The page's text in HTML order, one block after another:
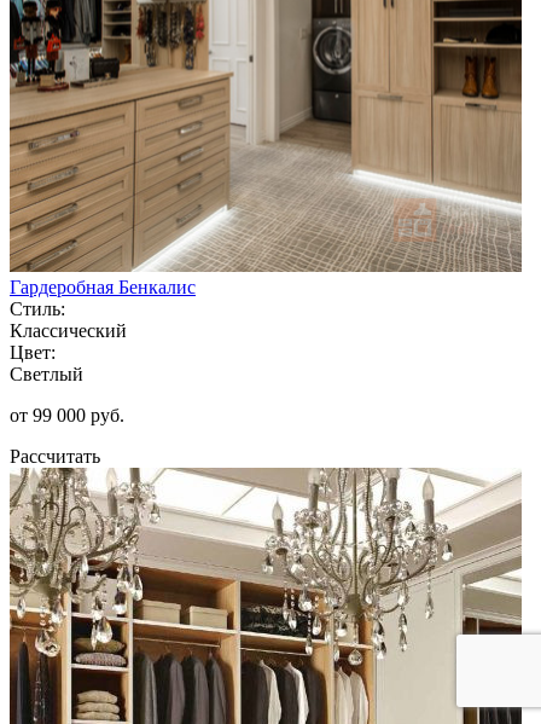
Гардеробная Бенкалис
Стиль:
Классический
Цвет:
Светлый
от 99 000 руб.
Рассчитать